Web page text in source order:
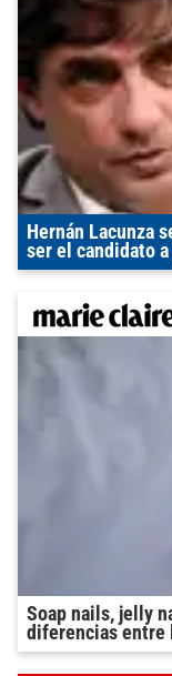
Hernán Lacunza
ser el candidato
Soap nails, jelly
diferencias entre